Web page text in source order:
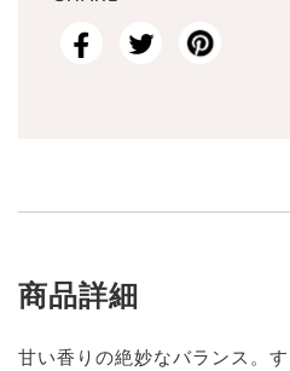
商品詳細
甘い香りの絶妙なバランス。す